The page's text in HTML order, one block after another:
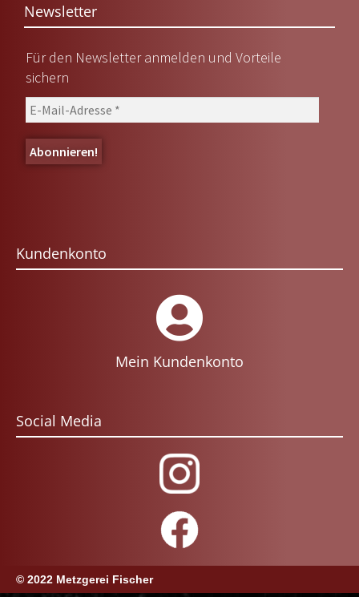
Newsletter
Für den Newsletter anmelden und Vorteile
sichern
Kundenkonto
Mein Kundenkonto
Social Media
© 2022 Metzgerei Fischer